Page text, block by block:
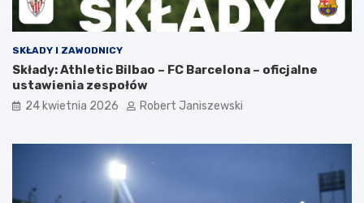
SKŁADY I ZAWODNICY
Składy: Athletic Bilbao – FC Barcelona – oficjalne
ustawienia zespołów
24 kwietnia 2026 Robert Janiszewski